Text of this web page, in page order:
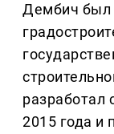
Дембич был
разработал
2015 года и